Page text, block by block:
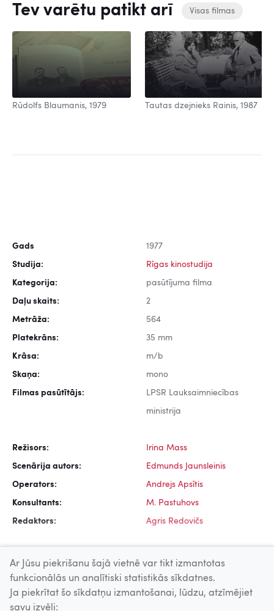
Tev varētu patikt arī Visas filmas
Rūdolfs Blaumanis, 1979 Tautas dzejnieks Rainis, 1987
Gads 1977
Studija: Rīgas kinostudija
Kategorija: pasūtījuma filma
Daļu skaits: 2
Metrāža: 564
Platekrāns: 35 mm
Krāsa: m/b
Skaņa: mono
Filmas pasūtītājs: LPSR Lauksaimniecības
ministrija
Režisors: Irina Mass
Scenārija autors: Edmunds Jaunsleinis
Operators: Andrejs Apsītis
Konsultants: M. Pastuhovs
Redaktors: Agris Redovičs
Uz augšu
Ar Jūsu piekrišanu šajā vietnē var tikt izmantotas
funkcionālās un analītiski statistikās sīkdatnes.
Ja piekrītat šo sīkdatņu izmantošanai, lūdzu, atzīmējiet
savu izvēli: